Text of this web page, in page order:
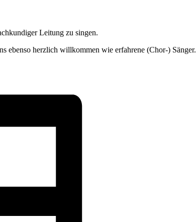
Leitung zu singen.
ebenso herzlich willkommen wie erfahrene (Chor-) Sänger.